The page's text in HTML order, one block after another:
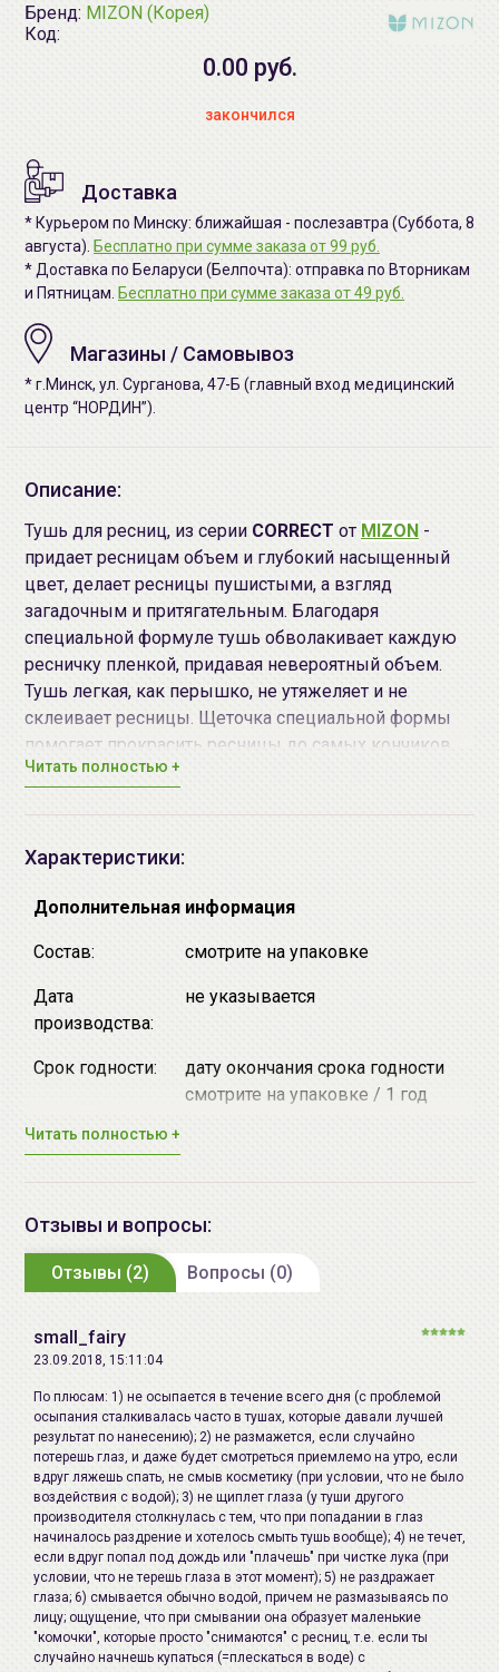
Бренд: MIZON (Корея)
Код:
0.00 руб.
закончился
Доставка
* Курьером по Минску: ближайшая - послезавтра (Суббота, 8
августа). Бесплатно при сумме заказа от 99 руб.
* Доставка по Беларуси (Белпочта): отправка по Вторникам
и Пятницам. Бесплатно при сумме заказа от 49 руб.
Магазины / Самовывоз
* г.Минск, ул. Сурганова, 47-Б (главный вход медицинский
центр “НОРДИН”).
Описание:
Тушь для ресниц, из серии CORRECT от MIZON -
придает ресницам объем и глубокий насыщенный
цвет, делает ресницы пушистыми, а взгляд
загадочным и притягательным. Благодаря
специальной формуле тушь обволакивает каждую
ресничку пленкой, придавая невероятный объем.
Тушь легкая, как перышко, не утяжеляет и не
склеивает ресницы. Щеточка специальной формы
помогает прокрасить ресницы до самых кончиков,
даже самые короткие ресницы, придавая им объем.
держится на ресницах весь день, но при этом легко
глаз.
зигзагообразными движениями, завершите процесс
подкручивания выступающей частью щеточки.
рекомендуется использовать комплексно
косметические средства серииCORRECT
Читать полностью +
Характеристики:
Дополнительная информация
Состав: смотрите на упаковке
Дата
производства:
не указывается
Срок годности:
дату окончания срока годности
смотрите на упаковке / 1 год
Korea, 14-6 Gajangsaneopdong-ro,
Co., Ltd", Республика Корея,
Republic of Korea, 40-20
Gajangsaneopseobuk-ro, Osan-si,
Импортер в
Беларусь:
ИП Мигаль Наталья Петровна,
УНП 192179286, Беларусь,
220020 Минск, ул.Радужная 4/1-
136. www.allcosmetics.by, E-mail:
info@allcosmetics.by,
тел.:+375296131336
Читать полностью +
Отзывы и вопросы:
Отзывы (2) Вопросы (0)
small_fairy
23.09.2018, 15:11:04
По плюсам: 1) не осыпается в течение всего дня (с проблемой
осыпания сталкивалась часто в тушах, которые давали лучшей
результат по нанесению); 2) не размажется, если случайно
потерешь глаз, и даже будет смотреться приемлемо на утро, если
вдруг ляжешь спать, не смыв косметику (при условии, что не было
воздействия с водой); 3) не щиплет глаза (у туши другого
производителя столкнулась с тем, что при попадании в глаз
начиналось раздрение и хотелось смыть тушь вообще); 4) не течет,
если вдруг попал под дождь или "плачешь" при чистке лука (при
условии, что не терешь глаза в этот момент); 5) не раздражает
глаза; 6) смывается обычно водой, причем не размазываясь по
лицу; ощущение, что при смывании она образует маленькие
"комочки", которые просто "снимаются" с ресниц, т.е. если ты
случайно начнешь купаться (=плескаться в воде) с